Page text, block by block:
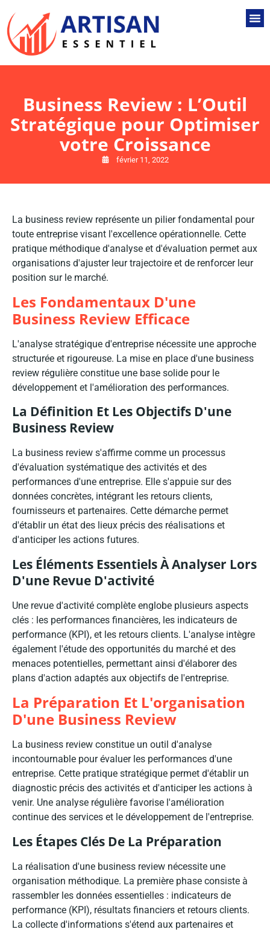
Business Review : L’Outil
Stratégique pour Optimiser
votre Croissance
février 11, 2022
La business review représente un pilier fondamental pour
toute entreprise visant l'excellence opérationnelle. Cette
pratique méthodique d'analyse et d'évaluation permet aux
organisations d'ajuster leur trajectoire et de renforcer leur
position sur le marché.
Les Fondamentaux D'une
Business Review Efficace
L'analyse stratégique d'entreprise nécessite une approche
structurée et rigoureuse. La mise en place d'une business
review régulière constitue une base solide pour le
développement et l'amélioration des performances.
La Définition Et Les Objectifs D'une
Business Review
La business review s'affirme comme un processus
d'évaluation systématique des activités et des
performances d'une entreprise. Elle s'appuie sur des
données concrètes, intégrant les retours clients,
fournisseurs et partenaires. Cette démarche permet
d'établir un état des lieux précis des réalisations et
d'anticiper les actions futures.
Les Éléments Essentiels À Analyser Lors
D'une Revue D'activité
Une revue d'activité complète englobe plusieurs aspects
clés : les performances financières, les indicateurs de
performance (KPI), et les retours clients. L'analyse intègre
également l'étude des opportunités du marché et des
menaces potentielles, permettant ainsi d'élaborer des
plans d'action adaptés aux objectifs de l'entreprise.
La Préparation Et L'organisation
D'une Business Review
La business review constitue un outil d'analyse
incontournable pour évaluer les performances d'une
entreprise. Cette pratique stratégique permet d'établir un
diagnostic précis des activités et d'anticiper les actions à
venir. Une analyse régulière favorise l'amélioration
continue des services et le développement de l'entreprise.
Les Étapes Clés De La Préparation
La réalisation d'une business review nécessite une
organisation méthodique. La première phase consiste à
rassembler les données essentielles : indicateurs de
performance (KPI), résultats financiers et retours clients.
La collecte d'informations s'étend aux partenaires et